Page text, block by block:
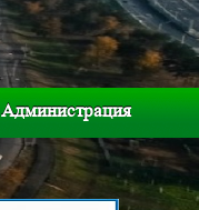
Администрация